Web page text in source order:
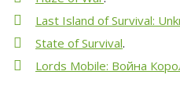
Last Island of Survival:
State of Survival.
Lords Mobile: Война